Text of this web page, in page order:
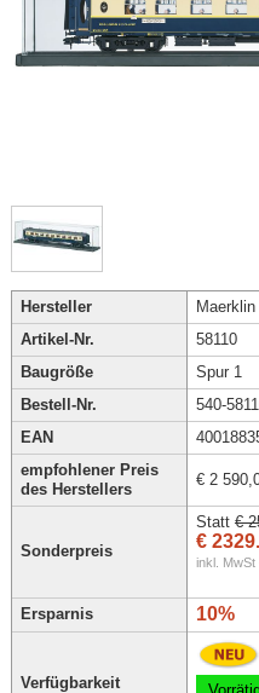
Hersteller
Maerklin
Artikel-Nr.
58110
Baugröße
Spur 1
Bestell-Nr.
540-
EAN
empfohlener Preis
des Herstellers
€ 2
Sonderpreis
Statt €
€
inkl. MwSt
Ersparnis 10%
Verfügbarkeit